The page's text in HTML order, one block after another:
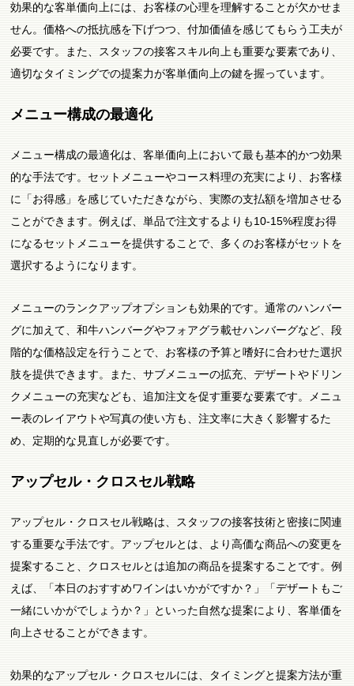
効果的な客単価向上には、お客様の心理を理解することが欠かせま
せん。価格への抵抗感を下げつつ、付加価値を感じてもらう工夫が
必要です。また、スタッフの接客スキル向上も重要な要素であり、
適切なタイミングでの提案力が客単価向上の鍵を握っています。
メニュー構成の最適化
メニュー構成の最適化は、客単価向上において最も基本的かつ効果
的な手法です。セットメニューやコース料理の充実により、お客様
に「お得感」を感じていただきながら、実際の支払額を増加させる
ことができます。例えば、単品で注文するよりも10-15%程度お得
になるセットメニューを提供することで、多くのお客様がセットを
選択するようになります。
メニューのランクアップオプションも効果的です。通常のハンバー
グに加えて、和牛ハンバーグやフォアグラ載せハンバーグなど、段
階的な価格設定を行うことで、お客様の予算と嗜好に合わせた選択
肢を提供できます。また、サブメニューの拡充、デザートやドリン
クメニューの充実なども、追加注文を促す重要な要素です。メニュ
ー表のレイアウトや写真の使い方も、注文率に大きく影響するた
め、定期的な見直しが必要です。
アップセル・クロスセル戦略
アップセル・クロスセル戦略は、スタッフの接客技術と密接に関連
する重要な手法です。アップセルとは、より高価な商品への変更を
提案すること、クロスセルとは追加の商品を提案することです。例
えば、「本日のおすすめワインはいかがですか？」「デザートもご
一緒にいかがでしょうか？」といった自然な提案により、客単価を
向上させることができます。
効果的なアップセル・クロスセルには、タイミングと提案方法が重